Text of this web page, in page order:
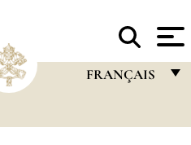
FRANÇAIS